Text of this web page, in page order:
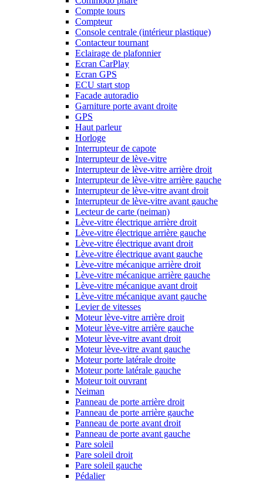
Compte tours
Compteur
Console centrale (intérieur plastique)
Contacteur tournant
Eclairage de plafonnier
Ecran CarPlay
Ecran GPS
ECU start stop
Facade autoradio
Garniture porte avant droite
GPS
Haut parleur
Horloge
Interrupteur de capote
Interrupteur de lève-vitre
Interrupteur de lève-vitre arrière droit
Interrupteur de lève-vitre arrière gauche
Interrupteur de lève-vitre avant droit
Interrupteur de lève-vitre avant gauche
Lecteur de carte (neiman)
Lève-vitre électrique arrière droit
Lève-vitre électrique arrière gauche
Lève-vitre électrique avant droit
Lève-vitre électrique avant gauche
Lève-vitre mécanique arrière droit
Lève-vitre mécanique arrière gauche
Lève-vitre mécanique avant droit
Lève-vitre mécanique avant gauche
Levier de vitesses
Moteur lève-vitre arrière droit
Moteur lève-vitre arrière gauche
Moteur lève-vitre avant droit
Moteur lève-vitre avant gauche
Moteur porte latérale droite
Moteur porte latérale gauche
Moteur toit ouvrant
Neiman
Panneau de porte arrière droit
Panneau de porte arrière gauche
Panneau de porte avant droit
Panneau de porte avant gauche
Pare soleil
Pare soleil droit
Pare soleil gauche
Pédalier